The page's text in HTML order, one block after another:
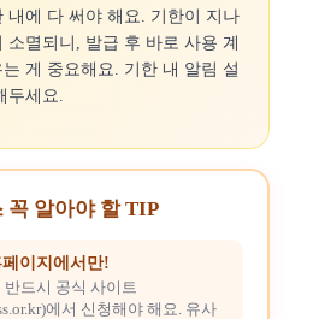
내에 다 써야 해요. 기한이 지나
소멸되니, 발급 후 바로 사용 계
게 중요해요. 기한 내 알림 설
두세요.
꼭 알아야 할 TIP
이지에서만!
드시 공식 사이트
에서 신청해야 해요. 유사